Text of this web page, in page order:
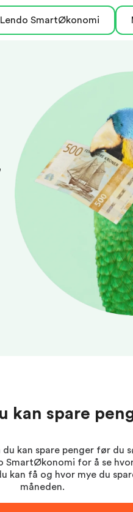
Lendo SmartØkonomi
kan spare
du kan spare penger før du
SmartØkonomi for å se
kan få og hvor mye du
måneden.